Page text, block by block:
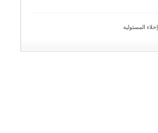
إخلاء المسئولية